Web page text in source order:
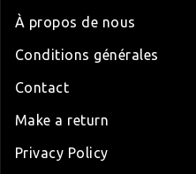
À propos de nous
Conditions générales
Contact
Make a return
Privacy Policy